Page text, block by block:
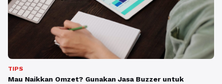
TIPS
Mau Naikkan Omzet? Gunakan Jasa Buzzer untuk